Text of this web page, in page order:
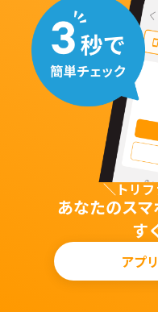
＼トリ
あなたのス
す
アプ